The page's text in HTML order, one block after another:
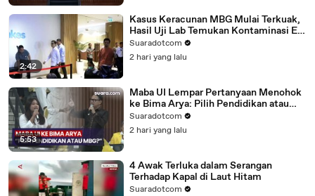
2:42
Kasus Keracunan MBG Mulai Terkuak,
Hasil Uji Lab Temukan Kontaminasi E.
coli
Suaradotcom
2 hari yang lalu
5:53
Maba UI Lempar Pertanyaan Menohok
ke Bima Arya: Pilih Pendidikan atau
Makan Bergizi Gratis
Suaradotcom
2 hari yang lalu
4 Awak Terluka dalam Serangan
Terhadap Kapal di Laut Hitam
Suaradotcom